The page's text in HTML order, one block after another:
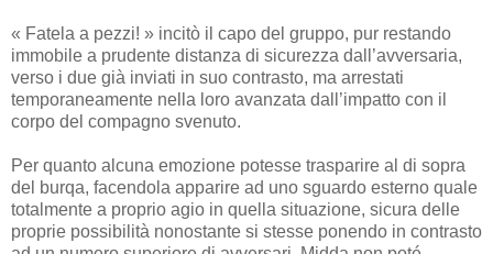
« Fatela a pezzi! » incitò il capo del gruppo, pur restando
immobile a prudente distanza di sicurezza dall’avversaria,
verso i due già inviati in suo contrasto, ma arrestati
temporaneamente nella loro avanzata dall’impatto con il
corpo del compagno svenuto.
Per quanto alcuna emozione potesse trasparire al di sopra
del burqa, facendola apparire ad uno sguardo esterno quale
totalmente a proprio agio in quella situazione, sicura delle
proprie possibilità nonostante si stesse ponendo in contrasto